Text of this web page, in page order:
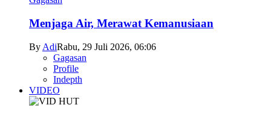
Menjaga Air, Merawat Kemanusiaan
By AdiRabu, 29 Juli 2026, 06:06
Gagasan
Profile
Indepth
VIDEO